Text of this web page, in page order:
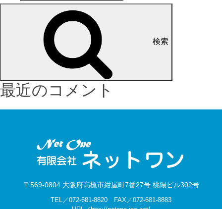
検索
最近のコメント
〒569-0804 大阪府高槻市紺屋町7番27号 桃陽ビル302号
TEL／072-681-8820 FAX／072-681-8883